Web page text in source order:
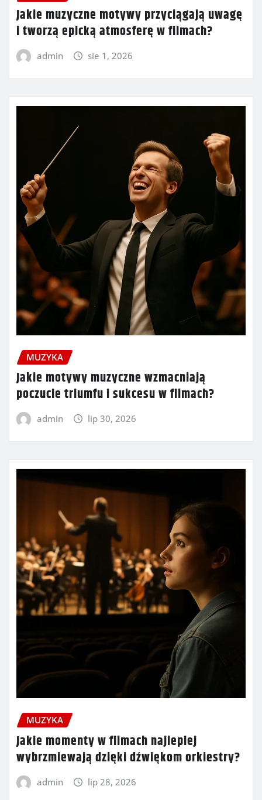
Jakie muzyczne motywy przyciągają uwagę
i tworzą epicką atmosferę w filmach?
admin sie 1, 2026
MUZYKA
Jakie motywy muzyczne wzmacniają
poczucie triumfu i sukcesu w filmach?
admin lip 30, 2026
MUZYKA
Jakie momenty w filmach najlepiej
wybrzmiewają dzięki dźwiękom orkiestry?
admin lip 28, 2026